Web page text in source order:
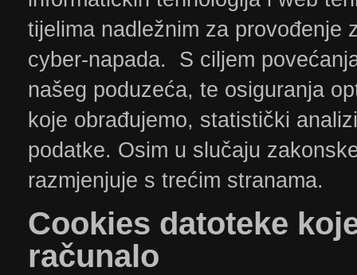
tijelima nadležnim za provođenje
cyber-napada. S ciljem
našeg poduzeća, te osiguranja
koje obrađujemo, statistički
podatke. Osim u slučaju
razmjenjuje s trećim stranama.
​Cookies datoteke
računalo